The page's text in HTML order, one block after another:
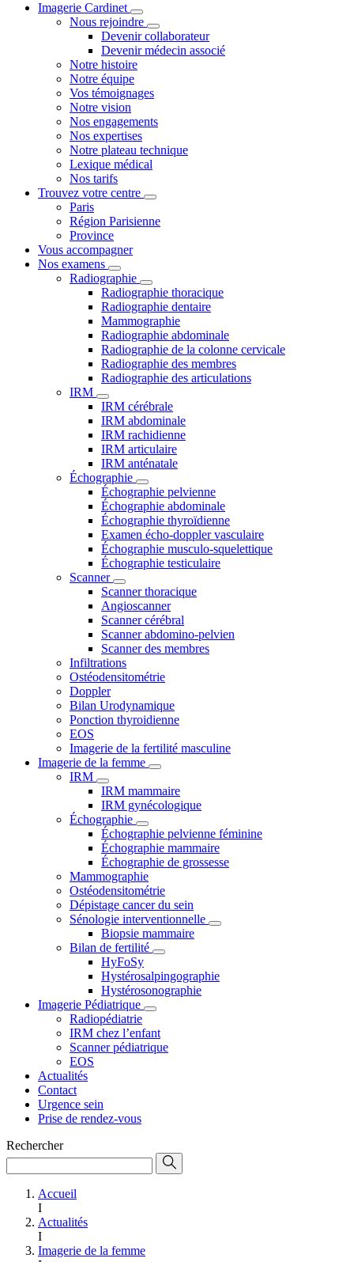
Imagerie Cardinet
Nous rejoindre
Devenir collaborateur
Devenir médecin associé
Notre histoire
Notre équipe
Vos témoignages
Notre vision
Nos engagements
Nos expertises
Notre plateau technique
Lexique médical
Nos tarifs
Trouvez votre centre
Paris
Région Parisienne
Province
Vous accompagner
Nos examens
Radiographie
Radiographie thoracique
Radiographie dentaire
Mammographie
Radiographie abdominale
Radiographie de la colonne cervicale
Radiographie des membres
Radiographie des articulations
IRM
IRM cérébrale
IRM abdominale
IRM rachidienne
IRM articulaire
IRM anténatale
Échographie
Échographie pelvienne
Échographie abdominale
Échographie thyroïdienne
Examen écho-doppler vasculaire
Échographie musculo-squelettique
Échographie testiculaire
Scanner
Scanner thoracique
Angioscanner
Scanner cérébral
Scanner abdomino-pelvien
Scanner des membres
Infiltrations
Ostéodensitométrie
Doppler
Bilan Urodynamique
Ponction thyroidienne
EOS
Imagerie de la fertilité masculine
Imagerie de la femme
IRM
IRM mammaire
IRM gynécologique
Échographie
Échographie pelvienne féminine
Échographie mammaire
Échographie de grossesse
Mammographie
Ostéodensitométrie
Dépistage cancer du sein
Sénologie interventionnelle
Biopsie mammaire
Bilan de fertilité
HyFoSy
Hystérosalpingographie
Hystérosonographie
Imagerie Pédiatrique
Radiopédiatrie
IRM chez l’enfant
Scanner pédiatrique
EOS
Actualités
Contact
Urgence sein
Prise de rendez-vous
Rechercher
Accueil
I
Actualités
I
Imagerie de la femme